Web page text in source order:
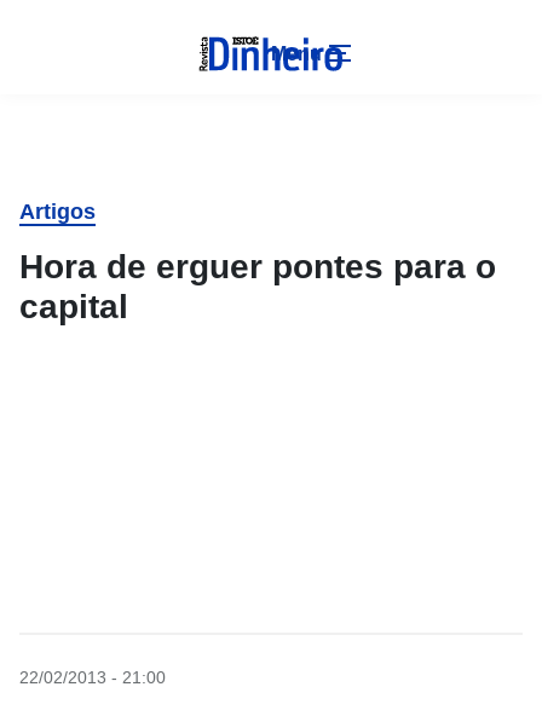
Menu
Artigos
Hora de erguer pontes para o
capital
22/02/2013 - 21:00